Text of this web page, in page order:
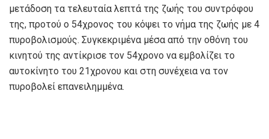
μετάδοση τα τελευταία λεπτά της ζωής του συντρόφου
της, προτού ο 54χρονος του κόψει το νήμα της ζωής με 4
πυροβολισμούς. Συγκεκριμένα μέσα από την οθόνη του
κινητού της αντίκρισε τον 54χρονο να εμβολίζει το
αυτοκίνητο του 21χρονου και στη συνέχεια να τον
πυροβολεί επανειλημμένα.